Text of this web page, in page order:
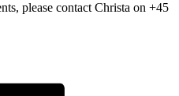
please contact Christa on +45